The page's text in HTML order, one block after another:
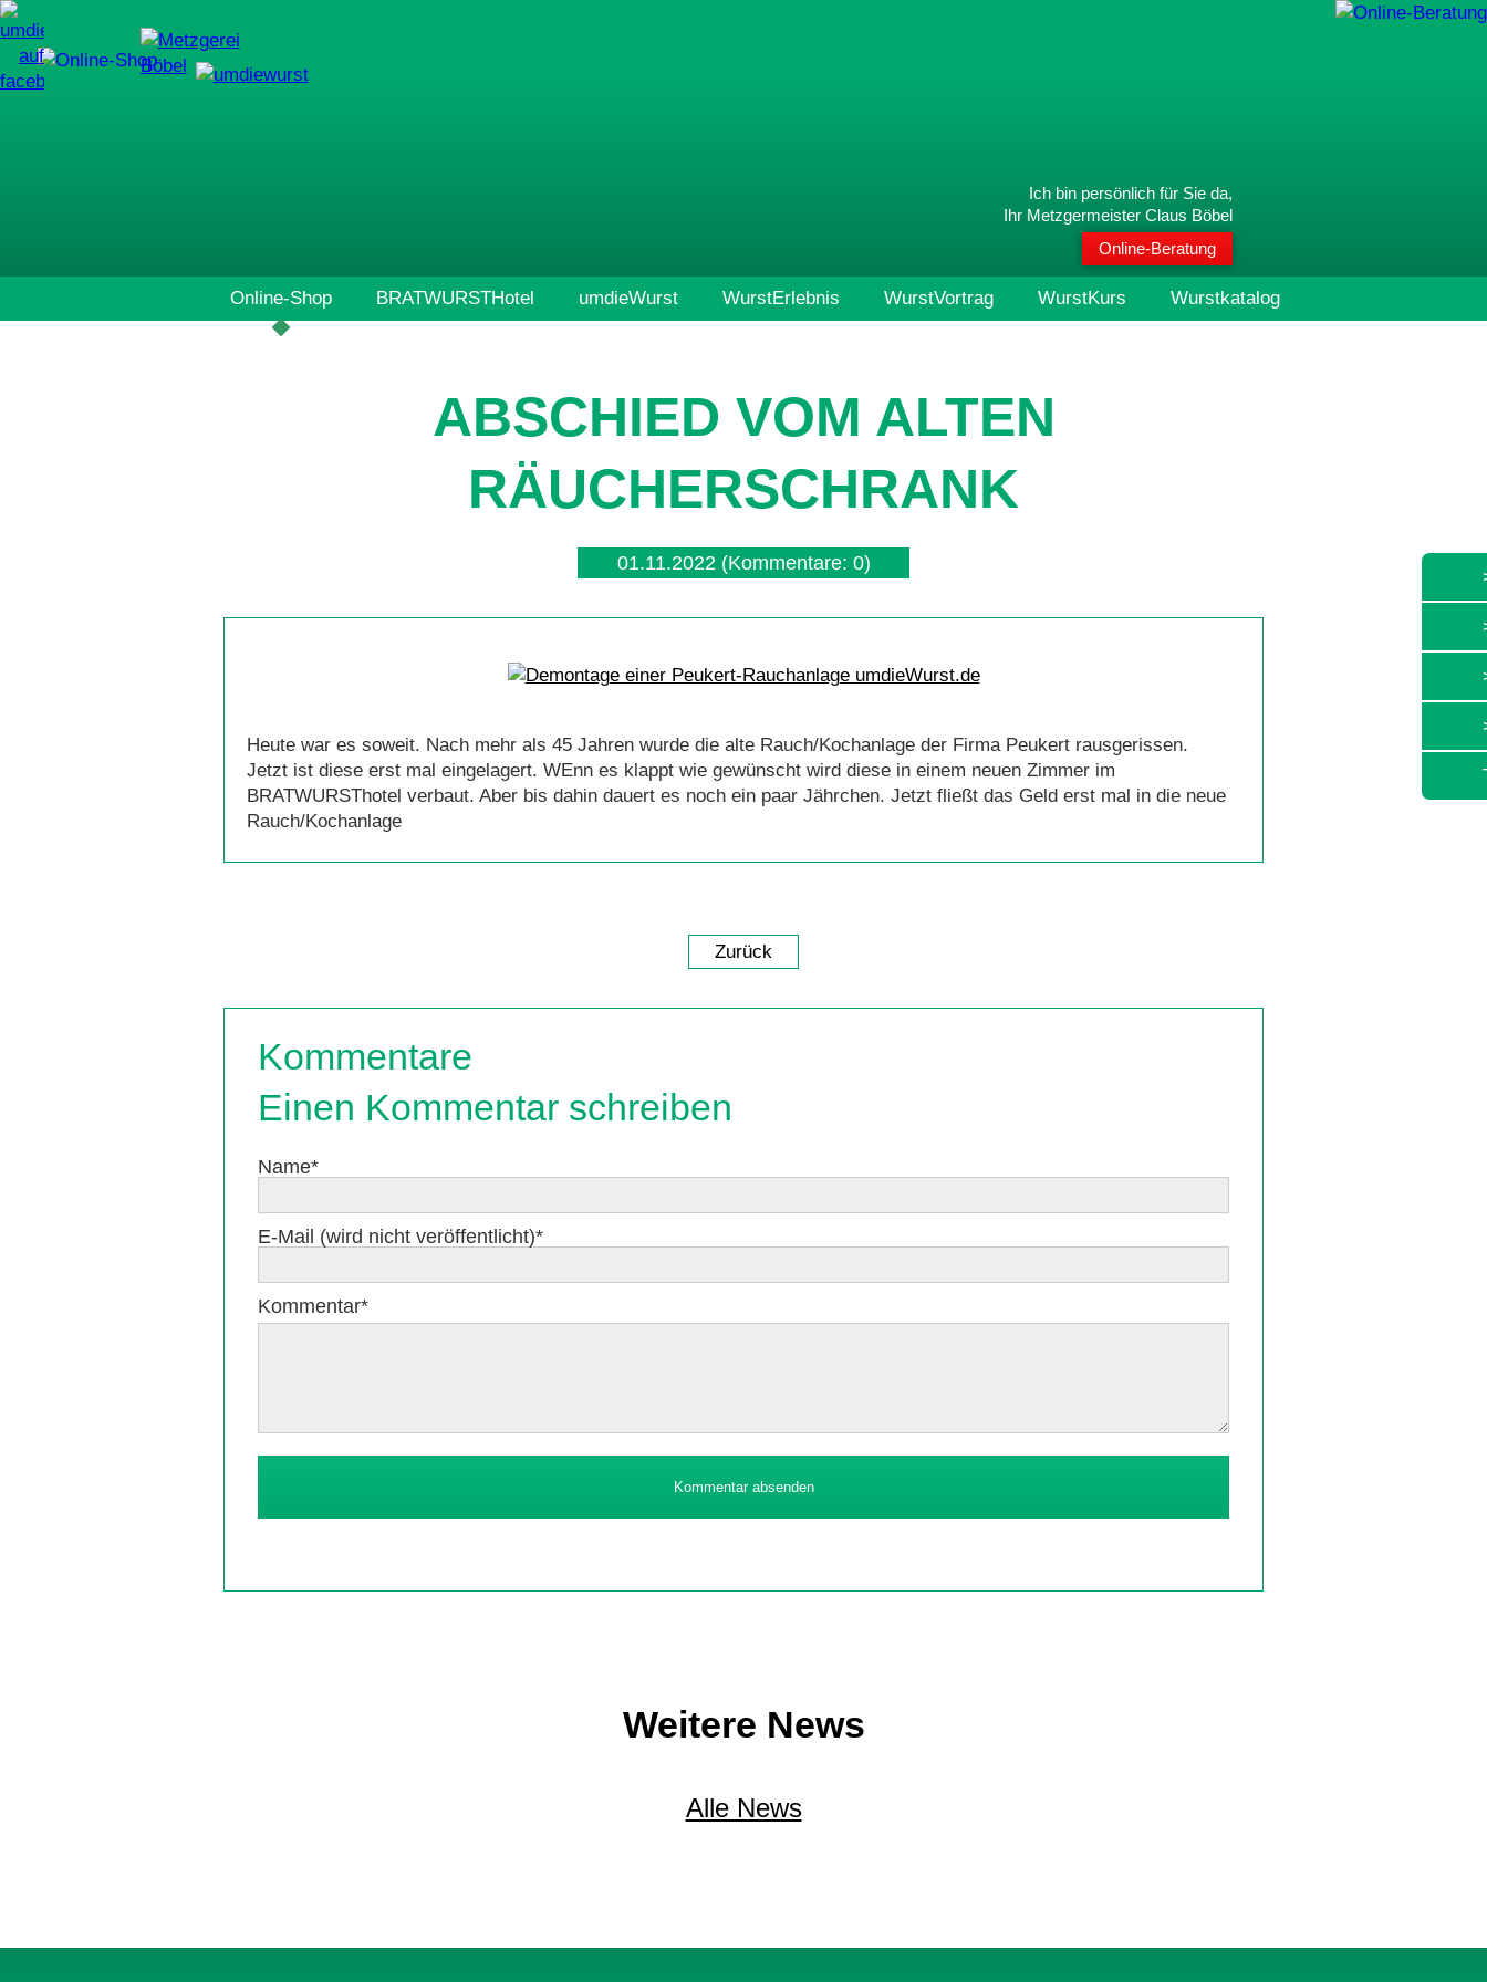
Ich bin persönlich für Sie da,
Ihr Metzgermeister Claus Böbel
Online-Beratung
Online-Shop BRATWURSTHotel umdieWurst WurstErlebnis WurstVortrag WurstKurs Wurstkatalog
ABSCHIED VOM ALTEN
RÄUCHERSCHRANK
01.11.2022(Kommentare: 0)
Heute war es soweit. Nach mehr als 45 Jahren wurde die alte Rauch/Kochanlage der Firma Peukert rausgerissen.
Jetzt ist diese erst mal eingelagert. WEnn es klappt wie gewünscht wird diese in einem neuen Zimmer im
BRATWURSThotel verbaut. Aber bis dahin dauert es noch ein paar Jährchen. Jetzt fließt das Geld erst mal in die neue
Rauch/Kochanlage
Zurück
Kommentare
Einen Kommentar schreiben
Pflichtfeld
Name*
Pflichtfeld
E-Mail (wird nicht veröffentlicht)*
Pflichtfeld
Kommentar*
Kommentar absenden
Weitere News
Alle News